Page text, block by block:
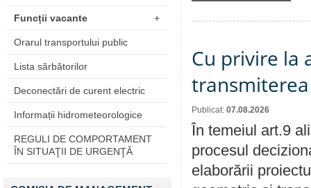
Funcții vacante +
Orarul transportului public
Lista sărbătorilor
Deconectări de curent electric
Informații hidrometeorologice
REGULI DE COMPORTAMENT
ÎN SITUAŢII DE URGENŢĂ
Cu privire la
Publicat: 07.08.2026
În temeiul art.9
procesul
elaborării